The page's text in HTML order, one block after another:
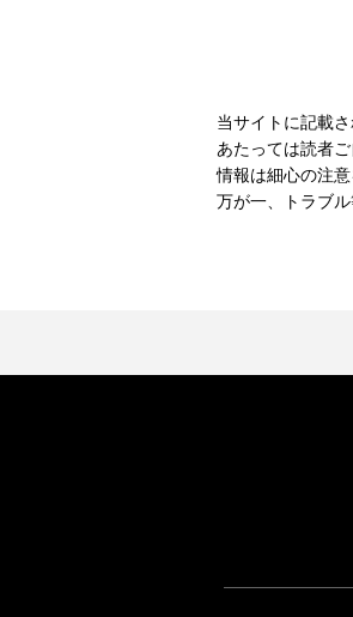
当サイトに記載
あたっては読者
情報は細心の注
万が一、トラブ